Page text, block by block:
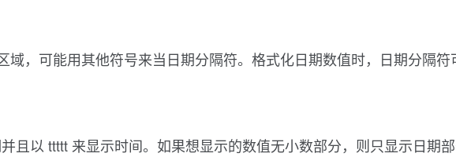
域，可能用其他符号来当日期分隔符。格式化日期数值时，日期分隔
且以 ttttt 来显示时间。如果想显示的数值无小数部分，则只显示日期